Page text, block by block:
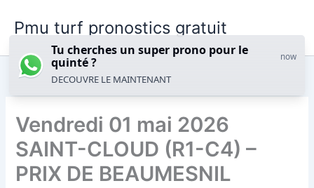
Pmu turf pronostics gratuit
Vendredi 01 mai 2026
SAINT-CLOUD (R1-C4) –
PRIX DE BEAUMESNIL
Tu cherches un super prono pour le
quinté ?
now
DECOUVRE LE MAINTENANT